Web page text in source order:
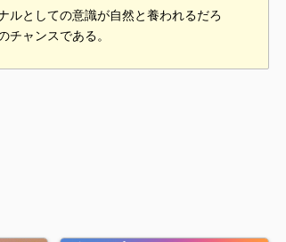
ルとしての意識が自然と養われるだろ
ャンスである。